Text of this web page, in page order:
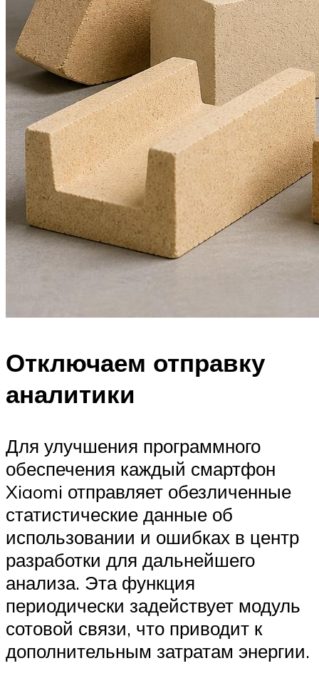
Отключаем отправку
аналитики
Для улучшения программного
обеспечения каждый смартфон
Xiaomi отправляет обезличенные
статистические данные об
использовании и ошибках в центр
разработки для дальнейшего
анализа. Эта функция
периодически задействует модуль
сотовой связи, что приводит к
дополнительным затратам энергии.